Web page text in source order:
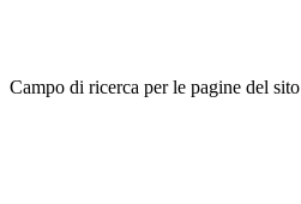
Campo di ricerca per le pagine del sito